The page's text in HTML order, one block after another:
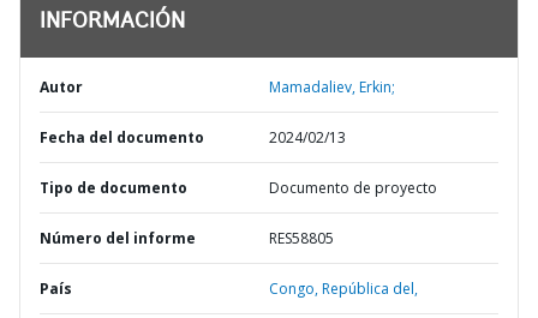
INFORMACIÓN
Autor Mamadaliev, Erkin;
Fecha del documento 2024/02/13
Tipo de documento Documento de proyecto
Número del informe RES58805
País Congo,República del,